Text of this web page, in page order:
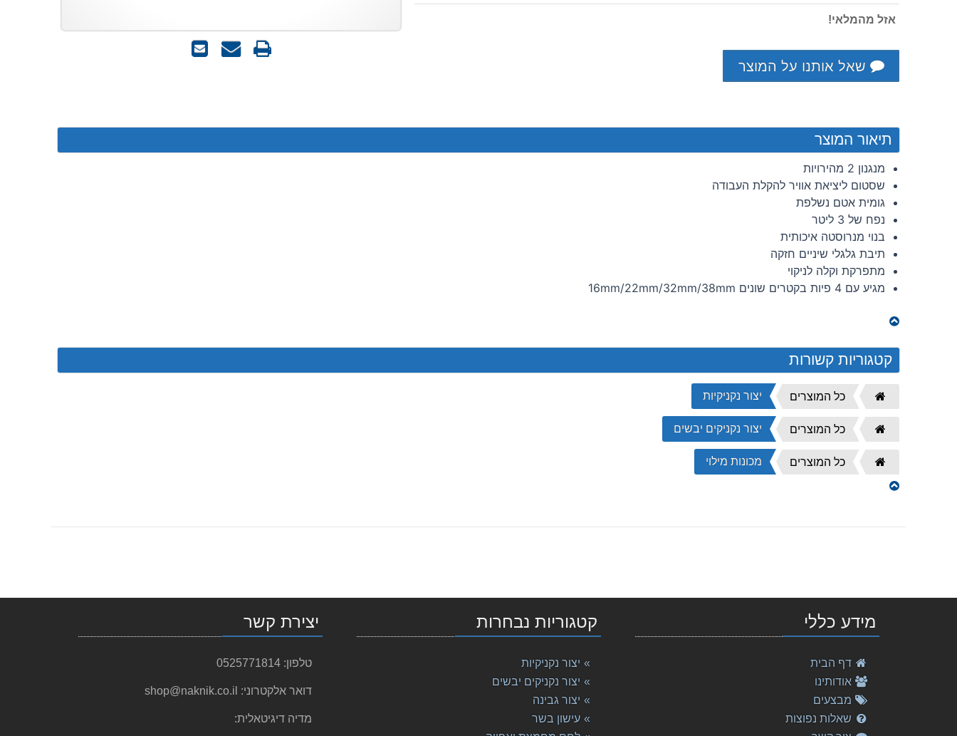
שלח
שאל
הדפס
אזל מהמלאי!
שאל אותנו על המוצר
תיאור המוצר
מנגנון 2 מהירויות
שסטום ליציאת אוויר להקלת העבודה
גומית אטם נשלפת
נפח של 3 ליטר
בנוי מנרוסטה איכותית
תיבת גלגלי שיניים חזקה
מתפרקת וקלה לניקוי
מגיע עם 4 פיות בקטרים שונים 16mm/22mm/32mm/38mm
קטגוריות קשורות
דף
הבית
כל המוצרים יצור נקניקיות
דף
הבית
כל המוצרים יצור נקניקים יבשים
דף
הבית
כל המוצרים מכונות מילוי
מידע כללי
דף הבית
אודותינו
מבצעים
שאלות נפוצות
קטגוריות נבחרות
יצור נקניקיות
יצור נקניקים יבשים
יצור גבינה
עישון בשר
יצירת קשר
טלפון: 0525771814
דואר אלקטרוני: shop@naknik.co.il
מדיה דיגיטאלית: